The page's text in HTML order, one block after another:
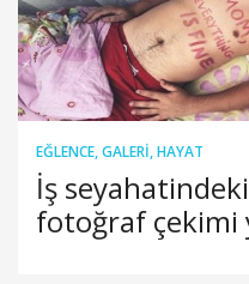
EĞLENCE,GALERI,HAYAT
İş
fotoğraf çekimi